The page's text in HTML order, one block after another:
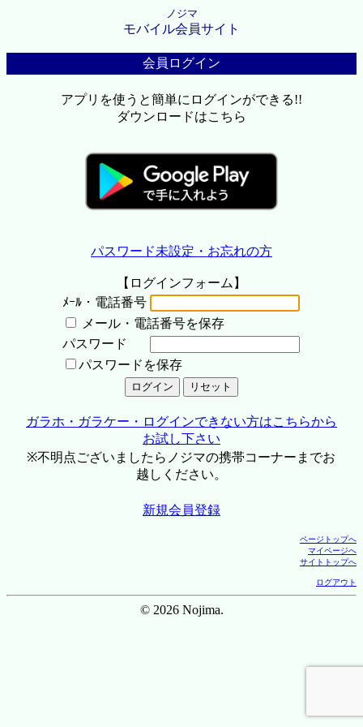
ノジマ
モバイル会員サイト
会員ログイン
アプリを使うと簡単にログインができる!!
ダウンロードはこちら
パスワード未設定・お忘れの方
【ログインフォーム】
ﾒｰﾙ・電話番号
メール・電話番号を保存
パスワード
パスワードを保存
ガラホ・ガラケー・ログインできない方はこちらから
お試し下さい
※不明点ございましたらノジマの携帯コーナーまでお
越しください。
新規会員登録
ページトップへ
マイページへ
サイトトップへ
ログアウト
© 2026 Nojima.